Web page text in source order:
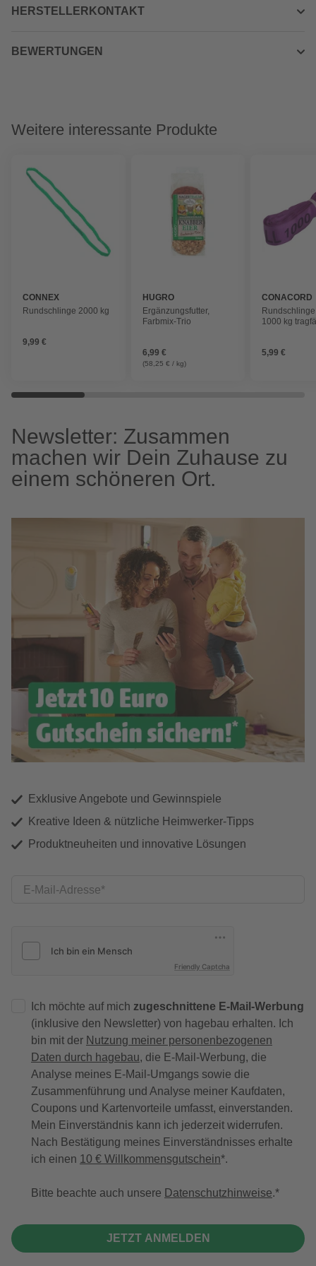
HERSTELLERKONTAKT
BEWERTUNGEN
Weitere interessante Produkte
CONNEX
Rundschlinge 2000 kg
9,99 €
HUGRO
Ergänzungsfutter,
Farbmix-Trio
6,99 €
(58,25 € / kg)
CONACORD
1000 kg
5,99 €
Newsletter: Zusammen
machen wir Dein Zuhause zu
einem schöneren Ort.
Exklusive Angebote und Gewinnspiele
Kreative Ideen & nützliche Heimwerker-Tipps
Produktneuheiten und innovative Lösungen
E-Mail-Adresse
Friendly Captcha
Ich möchte auf mich zugeschnittene E-Mail-Werbung
(inklusive den Newsletter) von hagebau erhalten. Ich
bin mit der Nutzung meiner personenbezogenen
Daten durch hagebau, die E-Mail-Werbung, die
Analyse meines E-Mail-Umgangs sowie die
Zusammenführung und Analyse meiner Kaufdaten,
Coupons und Kartenvorteile umfasst, einverstanden.
Mein Einverständnis kann ich jederzeit widerrufen.
Nach Bestätigung meines Einverständnisses erhalte
ich einen 10 € Willkommensgutschein*.
Bitte beachte auch unsere Datenschutzhinweise.
JETZT ANMELDEN